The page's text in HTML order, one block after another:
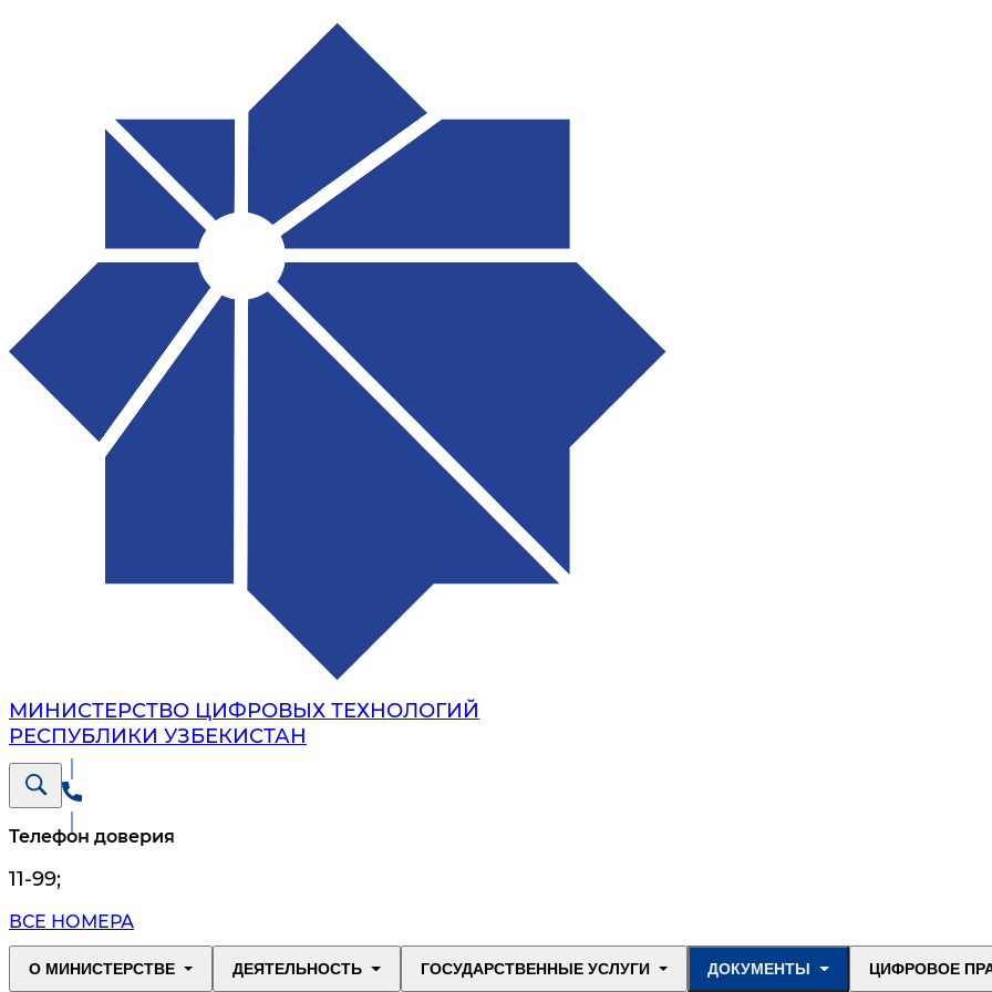
МИНИСТЕРСТВО ЦИФРОВЫХ ТЕХНОЛОГИЙ
РЕСПУБЛИКИ УЗБЕКИСТАН
Телефон доверия
11-99;
ВСЕ НОМЕРА
О МИНИСТЕРСТВЕ ДЕЯТЕЛЬНОСТЬ ГОСУДАРСТВЕННЫЕ УСЛУГИ ДОКУМЕНТЫ ЦИФРОВОЕ